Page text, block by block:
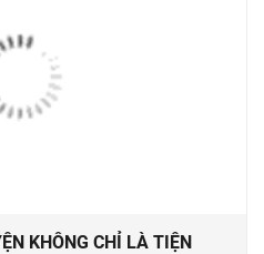
KHÔNG CHỈ LÀ TIỆN